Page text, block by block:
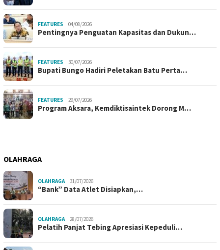
FEATURES 04/08/2026
Pentingnya Penguatan Kapasitas dan Dukun…
FEATURES 30/07/2026
Bupati Bungo Hadiri Peletakan Batu Perta…
FEATURES 29/07/2026
Program Aksara, Kemdiktisaintek Dorong M…
OLAHRAGA
OLAHRAGA 31/07/2026
“Bank” Data Atlet Disiapkan,…
OLAHRAGA 28/07/2026
Pelatih Panjat Tebing Apresiasi Kepeduli…